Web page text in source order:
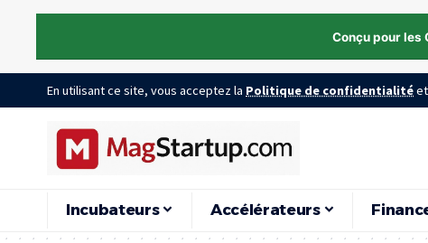
Conçu pour les
En utilisant ce site, vous acceptez la Politique de confidentialité
Incubateurs Accélérateurs